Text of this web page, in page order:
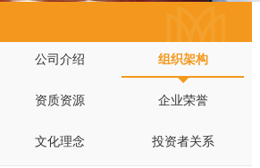
公司介绍 组织架构
资质资源 企业荣誉
文化理念 投资者关系